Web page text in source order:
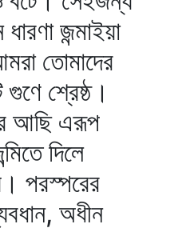
জন্মাইয়া
তোমাদের
শ্রেষ্ঠ।
আছি এরূপ
দিলে
পরস্পরের
অধীন